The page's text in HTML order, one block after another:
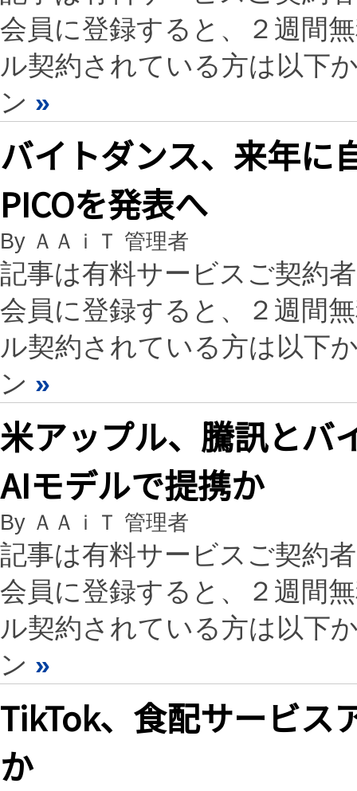
会員に登録すると、２週間
ル契約されている方は以下
ン »
バイトダンス、来年に
PICOを発表へ
By ＡＡｉＴ 管理者
記事は有料サービスご契約
会員に登録すると、２週間
ル契約されている方は以下
ン »
米アップル、騰訊とバ
AIモデルで提携か
By ＡＡｉＴ 管理者
記事は有料サービスご契約
会員に登録すると、２週間
ル契約されている方は以下
ン »
TikTok、食配サービス
か